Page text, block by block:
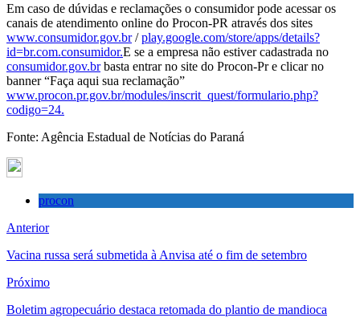
Em caso de dúvidas e reclamações o consumidor pode acessar os
canais de atendimento online do Procon-PR através dos sites
www.consumidor.gov.br/play.google.com/store/apps/details?
id=br.com.consumidor.E se a empresa não estiver cadastrada no
consumidor.gov.brbasta entrar no site do Procon-Pr e clicar no
banner “Faça aqui sua reclamação”
www.procon.pr.gov.br/modules/inscrit_quest/formulario.php?
codigo=24.
Fonte: Agência Estadual de Notícias do Paraná
procon
Anterior
Vacina russa será submetida à Anvisa até o fim de setembro
Próximo
Boletim agropecuário destaca retomada do plantio de mandioca